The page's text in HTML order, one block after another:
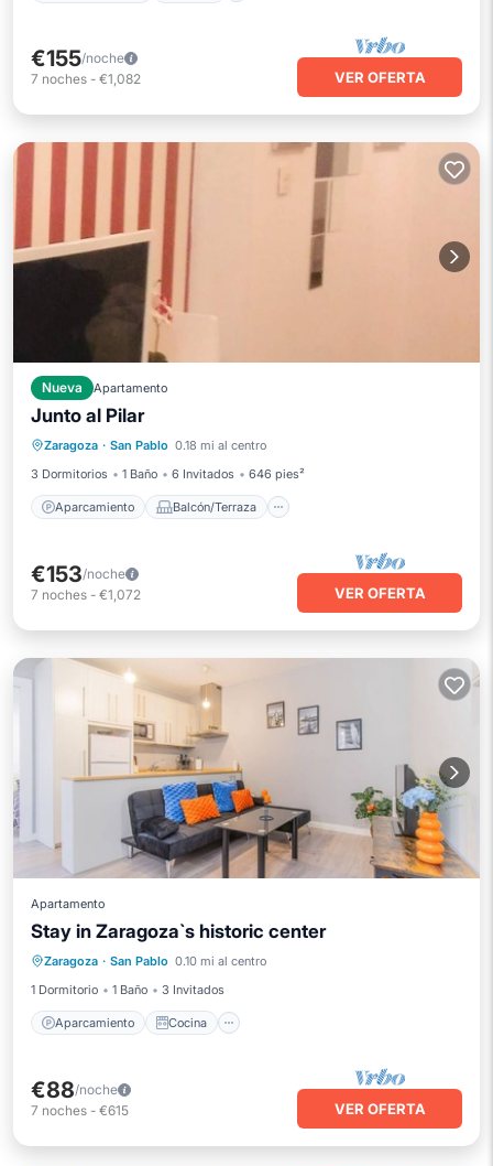
€155/noche
7 noches - €1,082 VER OFERTA
Nueva Apartamento
Junto al Pilar
Zaragoza · San Pablo 0.18 mi al centro
3 Dormitorios
1 Baño 6 Invitados 646 pies²
Aparcamiento Balcón/Terraza
Aparcamiento
Cocina
Internet
€153/noche
7 noches - €1,072 VER OFERTA
Apartamento
Stay in Zaragoza`s historic center
Zaragoza · San Pablo 0.10 mi al centro
1 Dormitorio
1 Baño 3 Invitados
Aparcamiento Cocina
Aparcamiento
Cocina
Aire acondicionado
€88/noche
7 noches - €615 VER OFERTA